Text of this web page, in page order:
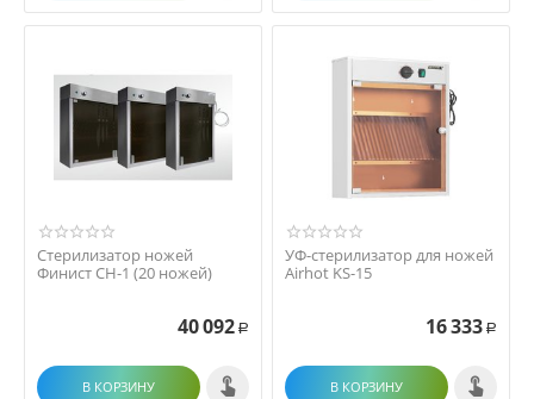
Стерилизатор ножей
Финист СН-1 (20 ножей)
40 092 Р
В КОРЗИНУ
УФ-стерилизатор для ножей
Airhot KS-15
16 333 Р
В КОРЗИНУ